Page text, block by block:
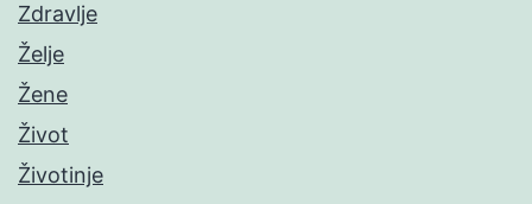
Zdravlje
Želje
Žene
Život
Životinje